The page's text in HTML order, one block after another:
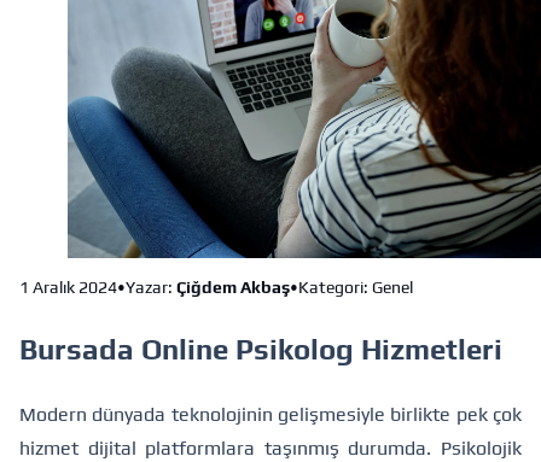
1 Aralık 2024•Yazar: Çiğdem Akbaş•Kategori: Genel
Bursada Online Psikolog Hizmetleri
Modern dünyada teknolojinin gelişmesiyle birlikte pek çok
hizmet dijital platformlara taşınmış durumda. Psikolojik